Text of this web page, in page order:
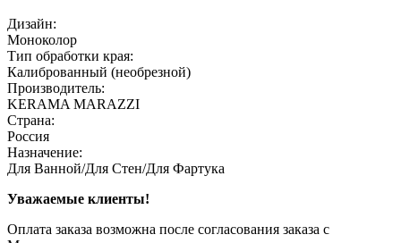
Дизайн:
Моноколор
Тип обработки края:
Калиброванный (необрезной)
Производитель:
KERAMA MARAZZI
Страна:
Россия
Назначение:
Для Ванной/Для Стен/Для Фартука
Уважаемые клиенты!
Оплата заказа возможна после согласования заказа с